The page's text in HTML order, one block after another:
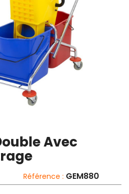
Avec
Référence : GEM880